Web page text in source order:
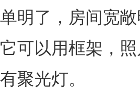
明了，房间宽
可以用框架，
聚光灯。